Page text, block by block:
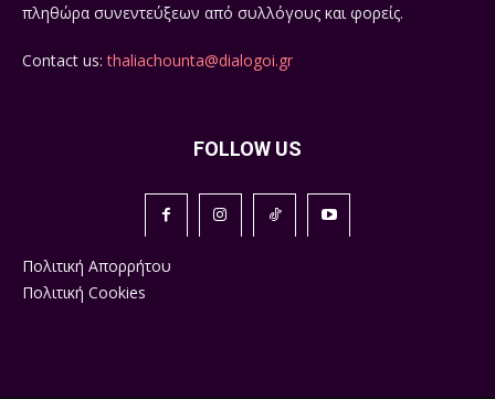
πληθώρα συνεντεύξεων από συλλόγους και φορείς.
Contact us:thaliachounta@dialogoi.gr
FOLLOW US
Πολιτική Απορρήτου
Πολιτική Cookies